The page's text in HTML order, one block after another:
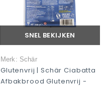
SNEL BEKIJKEN
Merk: Schär
Glutenvrij | Schär Ciabatta
Afbakbrood Glutenvrij -